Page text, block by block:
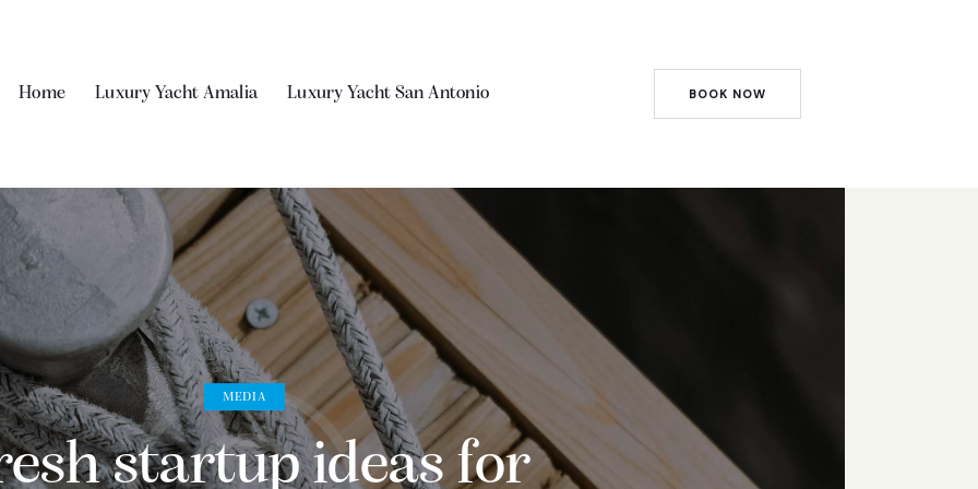
Home Luxury Yacht Amalia Luxury Yacht San Antonio BOOK NOW
MEDIA
startup ideas for